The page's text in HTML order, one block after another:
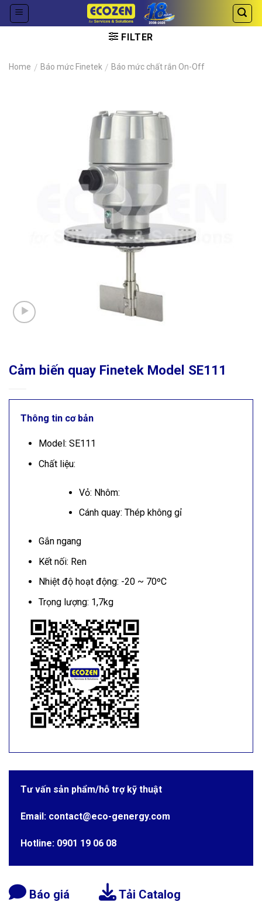
Skip
FILTER
Home / Báo mức Finetek / Báo mức chất rắn On-Off
Cảm biến quay Finetek Model SE111
Thông tin cơ bản
Model: SE111
Chất liệu:
Vỏ: Nhôm:
Cánh quay: Thép không gỉ
Gắn ngang
Kết nối: Ren
Nhiệt độ hoạt động: -20 ~ 70ºC
Trọng lượng: 1,7kg
Tư vấn sản phẩm/hỗ trợ kỹ thuật
Email: contact@eco-genergy.com
Hotline: 0901 19 06 08
Báo giá Tải Catalog